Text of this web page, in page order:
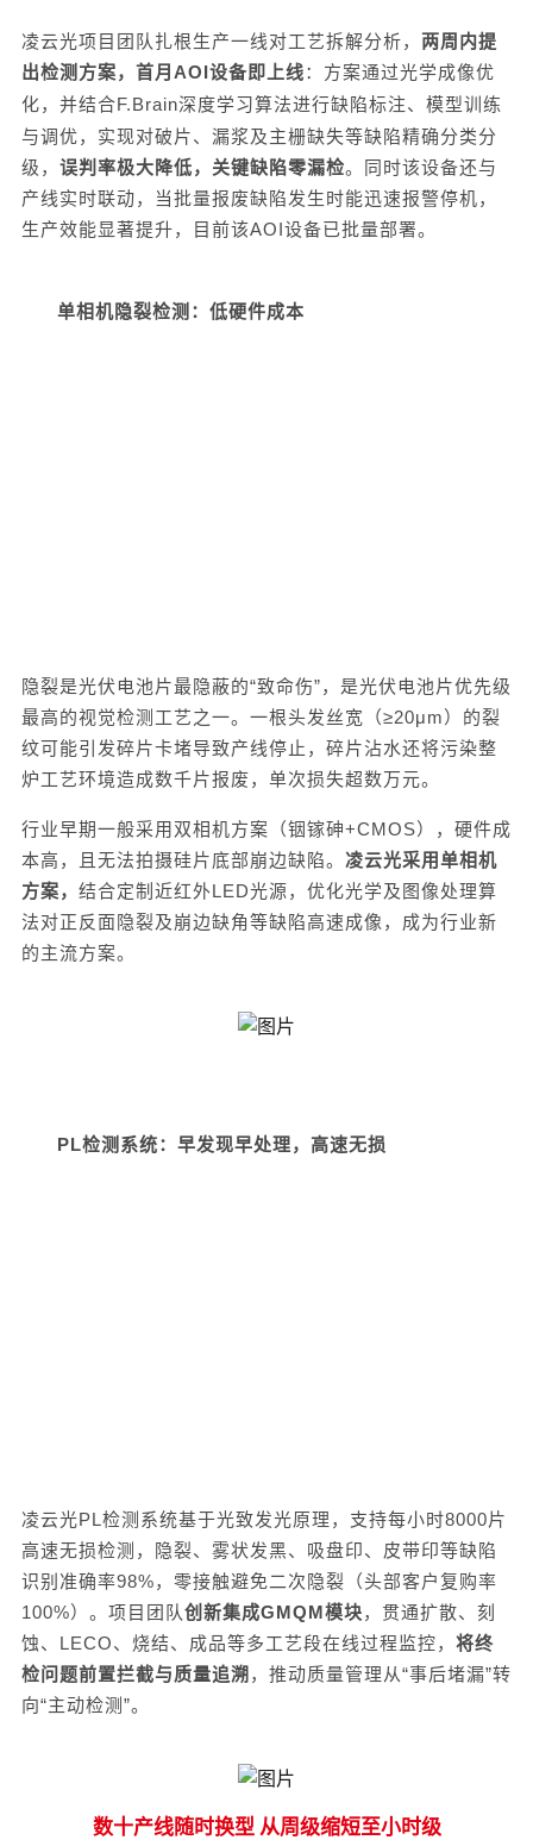
凌云光项目团队扎根生产一线对工艺拆解分析， 两周内提
出检测方案，首月 AOI设备即上线：方案通过光学成像优
化，并结合F.Brain深度学习算法进行缺陷标注、模型训练
与调优，实现对破片、 漏浆及主栅缺失等缺陷精确分类分
级， 误判率极大降低，关键缺陷零漏检。同时该设备还与
产线实时联动，当批量报废缺陷发生时能迅速报警停机，
生产效能显著提升，目前该AOI设备已批量部署。
单相机隐裂检测：低硬件成本
隐裂是光伏电池片最隐蔽的“致命伤”，是光伏电池片优先级
最高的视觉检测工艺之一。一根头发丝宽（≥20μm）的裂
纹可能引发碎片卡堵导致产线停止， 碎片沾水还将污染整
炉工艺环境造成数千片报废，单次损失超数万元。
行业早期一般采用 双相机方案 （铟镓砷+CMOS）
，硬件成
本高，且无法拍摄硅片底部崩边缺陷。 凌云光采用单相机
方案， 结合定制近红外LED光源， 优化光学及图像处理算
法对正反面隐裂及崩边缺角等缺陷高速成像，成为行业新
的主流方案。
PL检测系统： 早发现早处理，高速无损
凌云光PL检测系统基于光致发光原理，支持每小时8000片
高速无损检测，隐裂、雾状发黑、吸盘印、皮带印等缺陷
识别准确率98%，零接触避免二次隐裂（头部客户复购率
100%）。项目团队创新集成GMQM模块，贯通扩散、刻
蚀、 LECO、烧结、成品等多工艺段在线过程监控， 将终
检问题前置拦截与质量追溯 ，推动质量管理从“事后堵漏”转
向“主动检测”。
数十产线随时换型 从周级缩短至小时级